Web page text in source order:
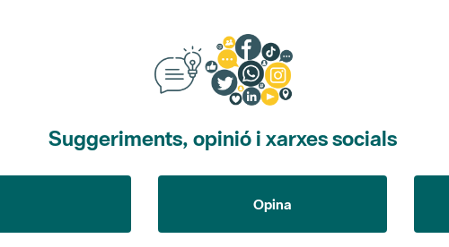
Suggeriments, opinió i xarxes socials
Opina